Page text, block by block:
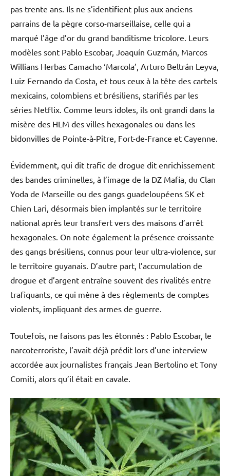
pas trente ans. Ils ne s’identifient plus aux anciens
parrains de la pègre corso-marseillaise, celle qui a
marqué l’âge d’or du grand banditisme tricolore. Leurs
modèles sont Pablo Escobar, Joaquín Guzmán, Marcos
Willians Herbas Camacho ‘Marcola’, Arturo Beltrán Leyva,
Luiz Fernando da Costa, et tous ceux à la tête des cartels
mexicains, colombiens et brésiliens, starifiés par les
séries Netflix. Comme leurs idoles, ils ont grandi dans la
misère des HLM des villes hexagonales ou dans les
bidonvilles de Pointe-à-Pitre, Fort-de-France et Cayenne.
Évidemment, qui dit trafic de drogue dit enrichissement
des bandes criminelles, à l’image de la DZ Mafia, du Clan
Yoda de Marseille ou des gangs guadeloupéens SK et
Chien Lari, désormais bien implantés sur le territoire
national après leur transfert vers des maisons d’arrêt
hexagonales. On note également la présence croissante
des gangs brésiliens, connus pour leur ultra-violence, sur
le territoire guyanais. D’autre part, l’accumulation de
drogue et d’argent entraîne souvent des rivalités entre
trafiquants, ce qui mène à des règlements de comptes
violents, impliquant des armes de guerre.
Toutefois, ne faisons pas les étonnés : Pablo Escobar, le
narcoterroriste, l’avait déjà prédit lors d’une interview
accordée aux journalistes français Jean Bertolino et Tony
Comiti, alors qu’il était en cavale.